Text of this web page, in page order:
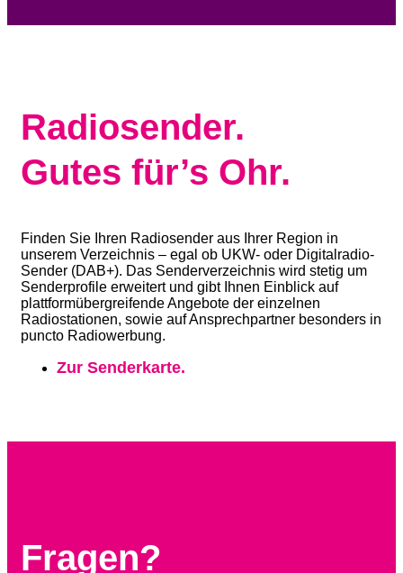
Radiosender.
Gutes für’s Ohr.
Finden Sie Ihren Radiosender aus Ihrer Region in
unserem Verzeichnis – egal ob UKW- oder Digitalradio-
Sender (DAB+). Das Senderverzeichnis wird stetig um
Senderprofile erweitert und gibt Ihnen Einblick auf
plattformübergreifende Angebote der einzelnen
Radiostationen, sowie auf Ansprechpartner besonders in
puncto Radiowerbung.
Zur Senderkarte.
Fragen?